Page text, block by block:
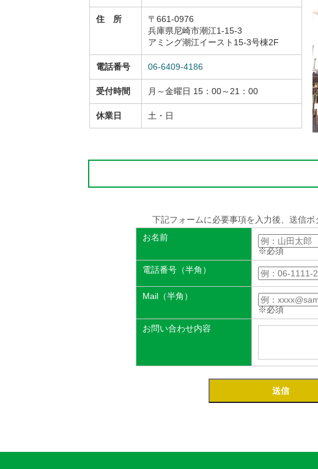
住 所
〒661-0976
兵庫県尼崎市潮江1-15-3
アミング潮江イースト15-3号棟2F
電話番号 06-6409-4186
受付時間 月～金曜日 15：00～21：00
休業日 土・日
下記フォームに必要事項を入力後、送信ボ
お名前
※必須
電話番号（半角）
Mail（半角）
※必須
お問い合わせ内容